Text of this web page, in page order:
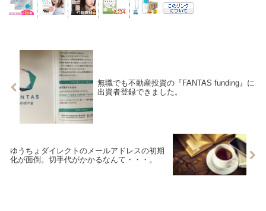
無職でも不動産投資の『FANTAS funding』に
出資者登録できました。
ゆうちょダイレクトのメールアドレスの初期
化が面倒。切手代がかかるなんて・・・。